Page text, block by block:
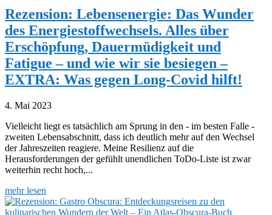
Rezension: Lebensenergie: Das Wunder
des Energiestoffwechsels. Alles über
Erschöpfung, Dauermüdigkeit und
Fatigue – und wie wir sie besiegen –
EXTRA: Was gegen Long-Covid hilft!
4. Mai 2023
Vielleicht liegt es tatsächlich am Sprung in den - im besten Falle -
zweiten Lebensabschnitt, dass ich deutlich mehr auf den Wechsel
der Jahreszeiten reagiere. Meine Resilienz auf die
Herausforderungen der gefühlt unendlichen ToDo-Liste ist zwar
weiterhin recht hoch,...
mehr lesen